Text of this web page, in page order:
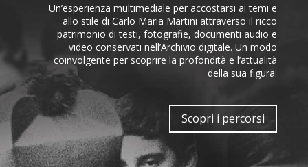
Un’esperienza multimediale per accostarsi ai temi e
allo stile di Carlo Maria Martini attraverso il ricco
patrimonio di testi, fotografie, documenti audio e
video conservati nell’Archivio digitale. Un modo
coinvolgente per scoprire la profondità e l’attualità
della sua figura.
Scopri i percorsi